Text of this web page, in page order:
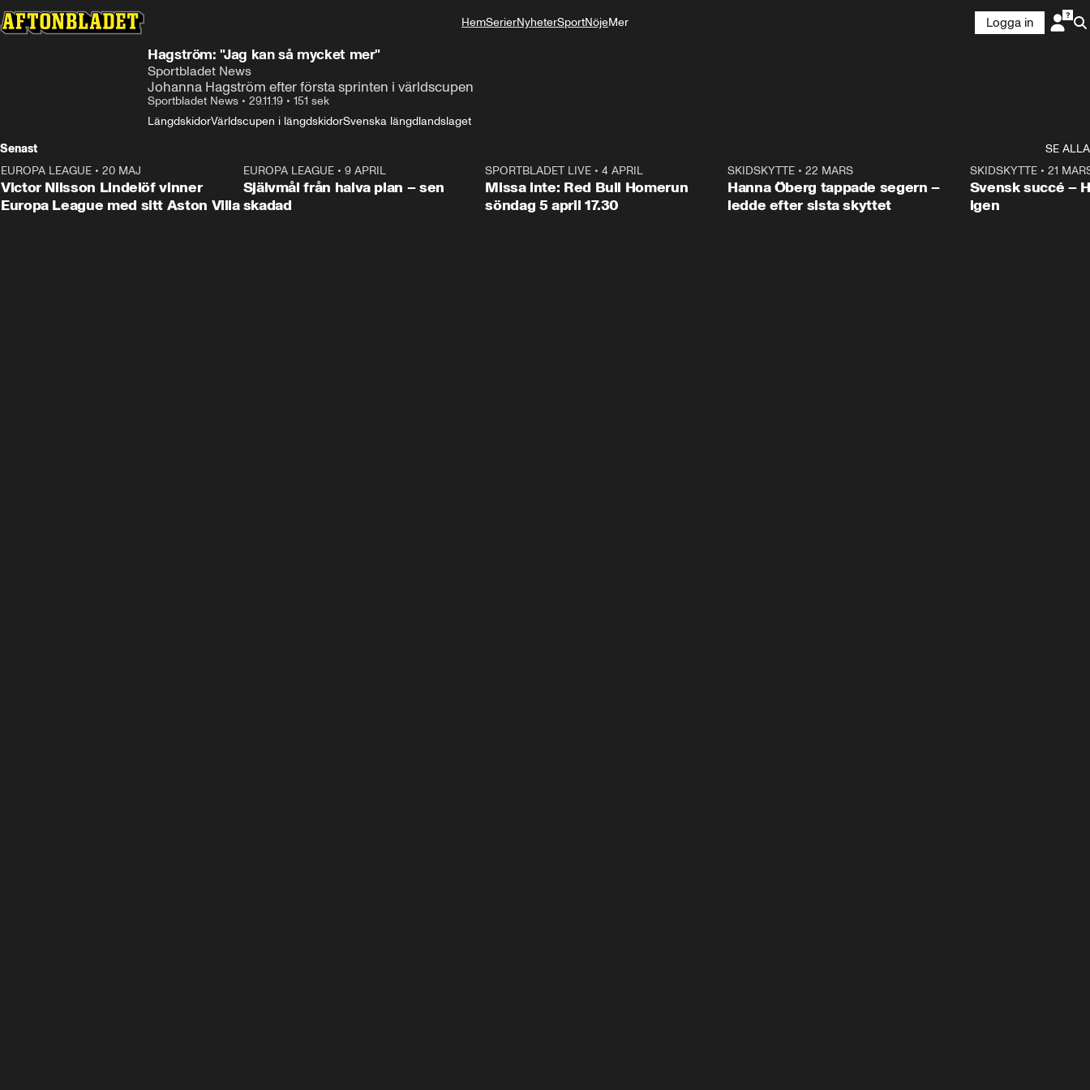
HemSerierNyheterSportNöjeMer
Logga in
Hagström: "Jag kan så mycket mer"
Sportbladet News
Johanna Hagström efter första sprinten i världscupen
Sportbladet News • 29.11.19 • 151 sek
LängdskidorVärldscupen i längdskidorSvenska längdlandslaget
Senast
SE ALLA
EUROPA LEAGUE • 20 MAJ
Victor Nilsson Lindelöf vinner
Europa League med sitt Aston Villa
1:03
EUROPA LEAGUE• 9 APRIL
Självmål från halva plan – sen
skadad
SPORTBLADET LIVE •4 APRIL
Missa inte: Red Bull Homerun
söndag 5 april 17.30
SKIDSKYTTE• 22 MARS
Hanna Öberg tappade segern –
ledde efter sista skyttet
SKIDSKYTTE• 21
Svensk succé –
igen